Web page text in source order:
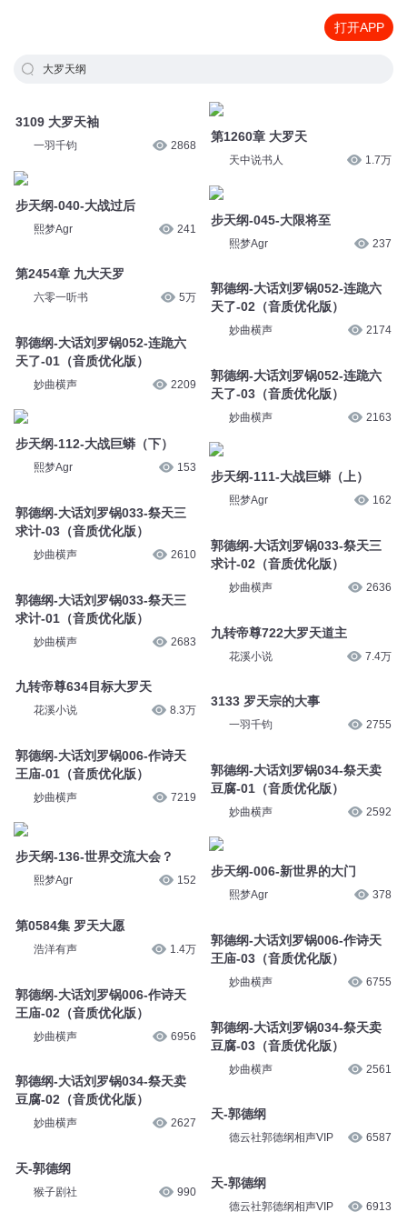
打开APP
大罗天纲
3109 大罗天袖
一羽千钧 2868
步天纲-040-大战过后
熙梦Agr 241
第2454章 九大天罗
六零一听书 5万
郭德纲-大话刘罗锅052-连跪六
天了-01（音质优化版）
妙曲横声 2209
步天纲-112-大战巨蟒（下）
熙梦Agr 153
郭德纲-大话刘罗锅033-祭天三
求计-03（音质优化版）
妙曲横声 2610
郭德纲-大话刘罗锅033-祭天三
求计-01（音质优化版）
妙曲横声 2683
九转帝尊634目标大罗天
花溪小说 8.3万
郭德纲-大话刘罗锅006-作诗天
王庙-01（音质优化版）
妙曲横声 7219
步天纲-136-世界交流大会？
熙梦Agr 152
第0584集 罗天大愿
浩洋有声 1.4万
郭德纲-大话刘罗锅006-作诗天
王庙-02（音质优化版）
妙曲横声 6956
郭德纲-大话刘罗锅034-祭天卖
豆腐-02（音质优化版）
妙曲横声 2627
天-郭德纲
猴子剧社 990
第1260章 大罗天
天中说书人 1.7万
步天纲-045-大限将至
熙梦Agr 237
郭德纲-大话刘罗锅052-连跪六
天了-02（音质优化版）
妙曲横声 2174
郭德纲-大话刘罗锅052-连跪六
天了-03（音质优化版）
妙曲横声 2163
步天纲-111-大战巨蟒（上）
熙梦Agr 162
郭德纲-大话刘罗锅033-祭天三
求计-02（音质优化版）
妙曲横声 2636
九转帝尊722大罗天道主
花溪小说 7.4万
3133 罗天宗的大事
一羽千钧 2755
郭德纲-大话刘罗锅034-祭天卖
豆腐-01（音质优化版）
妙曲横声 2592
步天纲-006-新世界的大门
熙梦Agr 378
郭德纲-大话刘罗锅006-作诗天
王庙-03（音质优化版）
妙曲横声 6755
郭德纲-大话刘罗锅034-祭天卖
豆腐-03（音质优化版）
妙曲横声 2561
天-郭德纲
德云社郭德纲相声VIP 6587
天-郭德纲
德云社郭德纲相声VIP 6913